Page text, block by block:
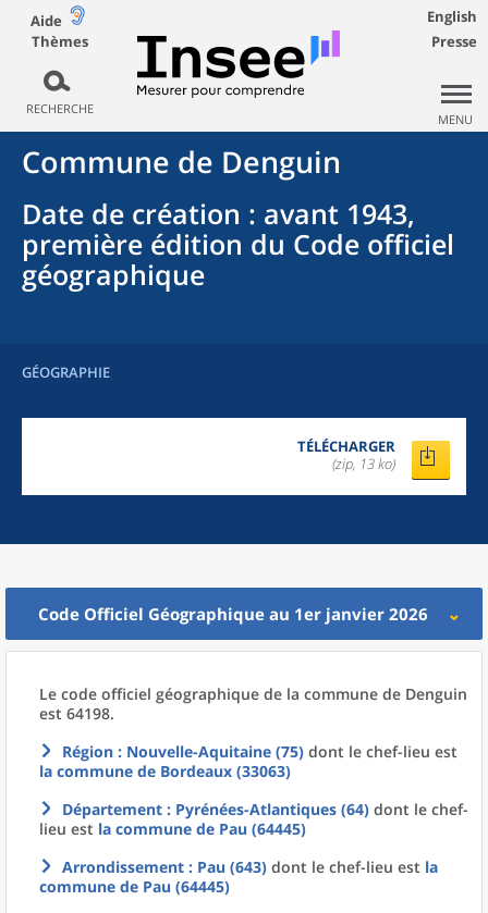
Aide
Thèmes
RECHERCHE
English
Presse
MENU
Commune de Denguin
Date de création : avant 1943,
première édition du Code officiel
géographique
GÉOGRAPHIE
TÉLÉCHARGER
(zip, 13 ko)
Code Officiel Géographique au 1er janvier 2026
Le code officiel géographique de la commune de Denguin
est 64198.
Région : Nouvelle-Aquitaine (75) dont le chef-lieu est
la commune de Bordeaux (33063)
Département : Pyrénées-Atlantiques (64) dont le chef-
lieu est la commune de Pau (64445)
Arrondissement : Pau (643) dont le chef-lieu est la
commune de Pau (64445)